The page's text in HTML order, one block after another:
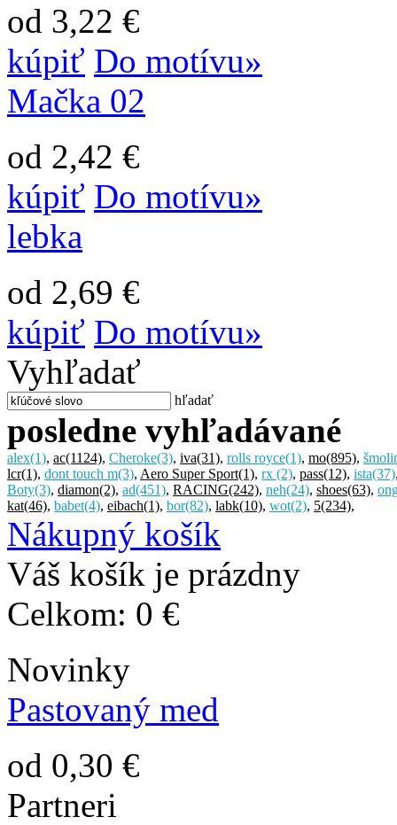
od 3,22 €
kúpiť Do motívu»
Mačka 02
od 2,42 €
kúpiť Do motívu»
lebka
od 2,69 €
kúpiť Do motívu»
Vyhľadať
hľadať
posledne vyhľadávané
alex(1), ac(1124), Cheroke(3), iva(31), rolls royce(1), mo(895),
lcr(1), dont touch m(3), Aero Super Sport(1), rx (2), pass(12), ista(37)
Boty(3), diamon(2), ad(451), RACING(242), neh(24), shoes(63),
kat(46), babet(4), eibach(1), bor(82), labk(10), wot(2), 5(234),
Nákupný košík
Váš košík je prázdny
Celkom: 0 €
Novinky
Pastovaný med
od 0,30 €
Partneri